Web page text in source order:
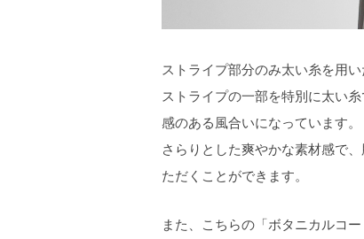
ストライプ部分のみ太い糸を用い
ストライプの一部を特別に太い
感のある風合いになっています。
さらりとした爽やかな素材感で
ただくことができます。
また、こちらの「ボタニカルコ